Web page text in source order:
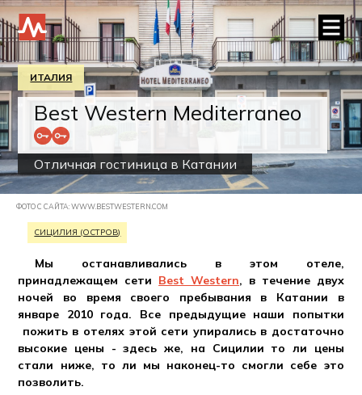
ИТАЛИЯ
Best Western Mediterraneo
Отличная гостиница в Катании
ФОТО С САЙТА: WWW.BESTWESTERN.COM
СИЦИЛИЯ (ОСТРОВ)
Мы останавливались в этом отеле,
принадлежащем сети Best Western, в течение двух
ночей во время своего пребывания в Катании в
январе 2010 года. Все предыдущие наши попытки
пожить в отелях этой сети упирались в достаточно
высокие цены - здесь же, на Сицилии то ли цены
стали ниже, то ли мы наконец-то смогли себе это
позволить.